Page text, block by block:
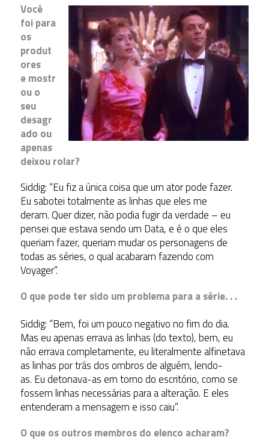
Você
foi para
os
produt
ores
e mostr
ou o
seu
desagr
ado ou
apenas
deixou rolar?
Siddig: “Eu fiz a única coisa que um ator pode fazer.
Eu sabotei totalmente as linhas que eles me
deram. Quer dizer, não podia fugir da verdade – eu
pensei que estava sendo um Data, e é o que eles
queriam fazer, queriam mudar os personagens de
todas as séries, o qual acabaram fazendo com
Voyager”.
O que pode ter sido um problema para a série. . .
Siddig: “Bem, foi um pouco negativo no fim do dia.
Mas eu apenas errava as linhas (do texto), bem, eu
não errava completamente, eu literalmente alfinetava
as linhas por trás dos ombros de alguém, lendo-
as. Eu detonava-as em torno do escritório, como se
fossem linhas necessárias para a alteração. E eles
entenderam a mensagem e isso caiu”.
O que os outros membros do elenco acharam?